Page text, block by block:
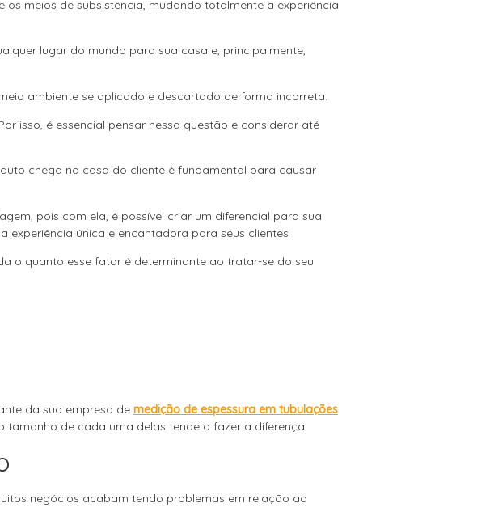
meios de subsistência, mudando totalmente a experiência
lugar do mundo para sua casa e, principalmente,
ambiente se aplicado e descartado de forma incorreta.
isso, é essencial pensar nessa questão e considerar até
chega na casa do cliente é fundamental para causar
pois com ela, é possível criar um diferencial para sua
experiência única e encantadora para seus clientes
o quanto esse fator é determinante ao tratar-se do seu
da sua empresa de medição de espessura em tubulações
de cada uma delas tende a fazer a diferença.
negócios acabam tendo problemas em relação ao